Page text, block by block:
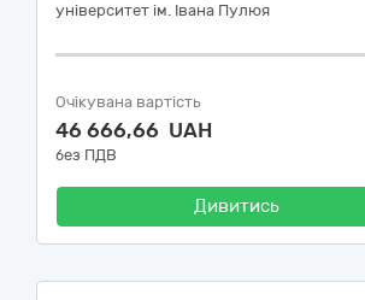
університет ім. Івана Пулюя
Очікувана вартість
46 666,66 UAH
без ПДВ
Дивитись